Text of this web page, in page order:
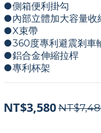
●側箱便利掛勾
●內部立體加大容量收
●X束帶
●360度專利避震剎車
●鋁合金伸縮拉桿
●專利杯架
NT$3,580